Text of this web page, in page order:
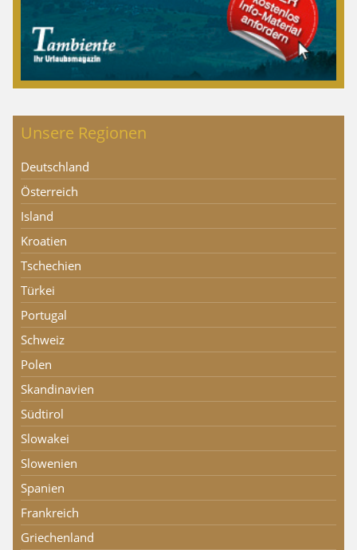
Unsere Regionen
Deutschland
Österreich
Island
Kroatien
Tschechien
Türkei
Portugal
Schweiz
Polen
Skandinavien
Südtirol
Slowakei
Slowenien
Spanien
Frankreich
Griechenland